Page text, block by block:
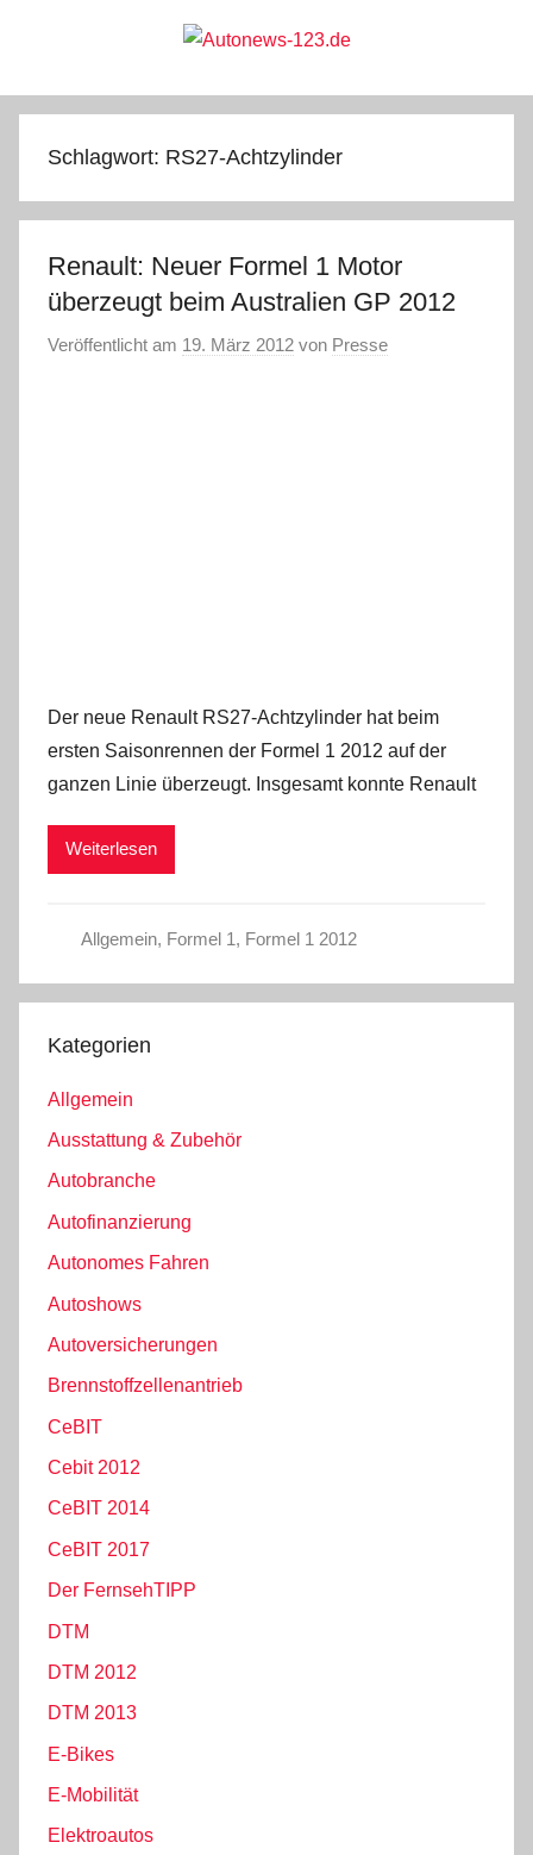
Autonews-
123.de
Schlagwort: RS27-Achtzylinder
Renault: Neuer Formel 1 Motor
überzeugt beim Australien GP 2012
Veröffentlicht am 19. März 2012 von Presse
Der neue Renault RS27-Achtzylinder hat beim
ersten Saisonrennen der Formel 1 2012 auf der
ganzen Linie überzeugt. Insgesamt konnte Renault
Weiterlesen
Allgemein, Formel 1, Formel 1 2012
Kategorien
Allgemein
Ausstattung & Zubehör
Autobranche
Autofinanzierung
Autonomes Fahren
Autoshows
Autoversicherungen
Brennstoffzellenantrieb
CeBIT
Cebit 2012
CeBIT 2014
CeBIT 2017
Der FernsehTIPP
DTM
DTM 2012
DTM 2013
E-Bikes
E-Mobilität
Elektroautos